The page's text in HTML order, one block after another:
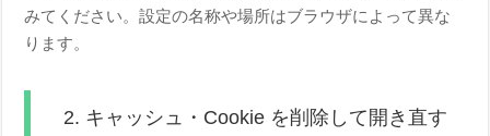
みてください。設定の名称や場所はブラウザによって異な
ります。
2. キャッシュ・Cookie を削除して開き直す